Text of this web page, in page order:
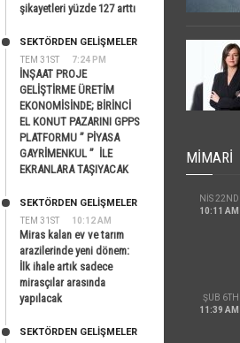
şikayetleri yüzde 127 arttı
TEM 31ST 7:24 PM
SEKTÖRDEN GELIŞMELER
İNŞAAT PROJE
GELİŞTİRME ÜRETİM
EKONOMİSİNDE; BİRİNCİ
EL KONUT PAZARINI GPPS
PLATFORMU ” PİYASA
GAYRİMENKUL ” İLE
EKRANLARA TAŞIYACAK
TEM 31ST 10:12 AM
SEKTÖRDEN GELIŞMELER
Miras kalan ev ve tarım
arazilerinde yeni dönem:
İlk ihale artık sadece
mirasçılar arasında
yapılacak
SEKTÖRDEN GELIŞMELER
MIMARI
NIS 22ND
10:11 AM
ŞUB 6TH
11:39 AM